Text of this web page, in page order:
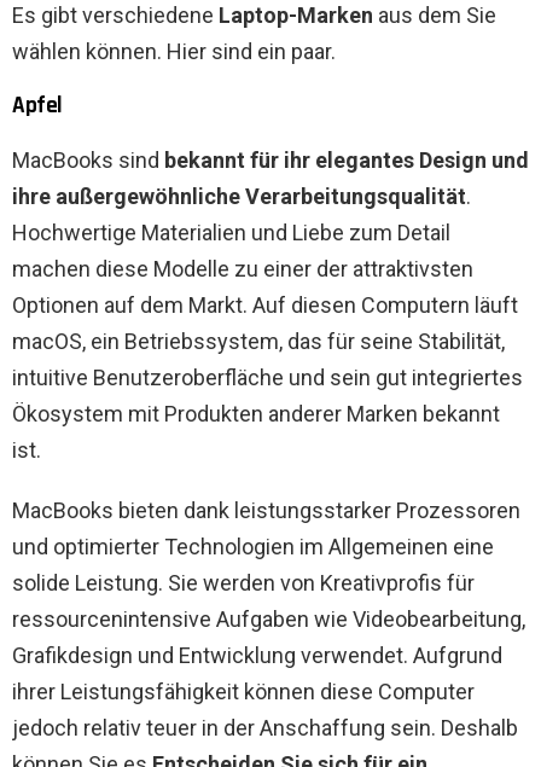
Es gibt verschiedene Laptop-Marken aus dem Sie
wählen können. Hier sind ein paar.
Apfel
MacBooks sind bekannt für ihr elegantes Design und
ihre außergewöhnliche Verarbeitungsqualität.
Hochwertige Materialien und Liebe zum Detail
machen diese Modelle zu einer der attraktivsten
Optionen auf dem Markt. Auf diesen Computern läuft
macOS, ein Betriebssystem, das für seine Stabilität,
intuitive Benutzeroberfläche und sein gut integriertes
Ökosystem mit Produkten anderer Marken bekannt
ist.
MacBooks bieten dank leistungsstarker Prozessoren
und optimierter Technologien im Allgemeinen eine
solide Leistung. Sie werden von Kreativprofis für
ressourcenintensive Aufgaben wie Videobearbeitung,
Grafikdesign und Entwicklung verwendet. Aufgrund
ihrer Leistungsfähigkeit können diese Computer
jedoch relativ teuer in der Anschaffung sein. Deshalb